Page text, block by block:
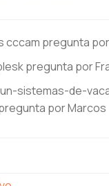
cccam pregunta
pregunta por
sistemas-de-
por Marcos